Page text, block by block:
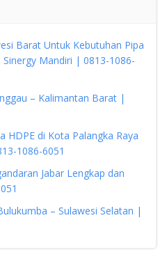
Barat Untuk Kebutuhan Pipa
Mandiri | 0813-1086-
– Kalimantan Barat |
HDPE di Kota Palangka Raya
1086-6051
Jabar Lengkap dan
– Sulawesi Selatan |